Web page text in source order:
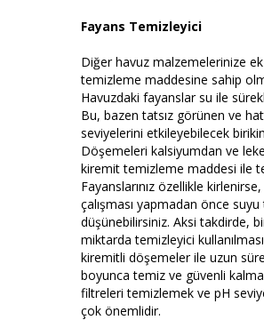
Fayans Temizleyici
Diğer havuz malzemelerinize
temizleme maddesine sahip
Havuzdaki fayanslar su ile
Bu, bazen tatsız görünen ve
seviyelerini etkileyebilecek
Döşemeleri kalsiyumdan ve
kiremit temizleme maddesi ile
Fayanslarınız özellikle
çalışması yapmadan önce
düşünebilirsiniz. Aksi takdirde,
miktarda temizleyici
kiremitli döşemeler ile uzun
boyunca temiz ve güvenli
filtreleri temizlemek ve pH
çok önemlidir.